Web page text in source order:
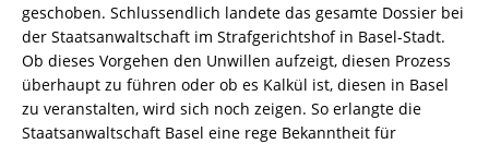
geschoben. Schlussendlich landete das gesamte Dossier bei
der Staatsanwaltschaft im Strafgerichtshof in Basel-Stadt.
Ob dieses Vorgehen den Unwillen aufzeigt, diesen Prozess
überhaupt zu führen oder ob es Kalkül ist, diesen in Basel
zu veranstalten, wird sich noch zeigen. So erlangte die
Staatsanwaltschaft Basel eine rege Bekanntheit für